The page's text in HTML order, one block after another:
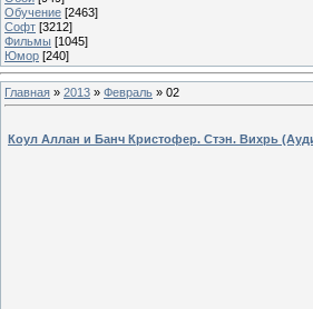
Обучение [2463]
Софт [3212]
Фильмы [1045]
Юмор [240]
Главная » 2013 » Февраль » 02
Коул Аллан и Банч Кристофер. Стэн. Вихрь